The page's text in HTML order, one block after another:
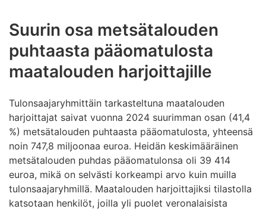
Suurin osa metsätalouden
puhtaasta pääomatulosta
maatalouden harjoittajille
Tulonsaajaryhmittäin tarkasteltuna maatalouden
harjoittajat saivat vuonna 2024 suurimman osan (41,4
%) metsätalouden puhtaasta pääomatulosta, yhteensä
noin 747,8 miljoonaa euroa. Heidän keskimääräinen
metsätalouden puhdas pääomatulonsa oli 39 414
euroa, mikä on selvästi korkeampi arvo kuin muilla
tulonsaajaryhmillä. Maatalouden harjoittajiksi tilastolla
katsotaan henkilöt, joilla yli puolet veronalaisista